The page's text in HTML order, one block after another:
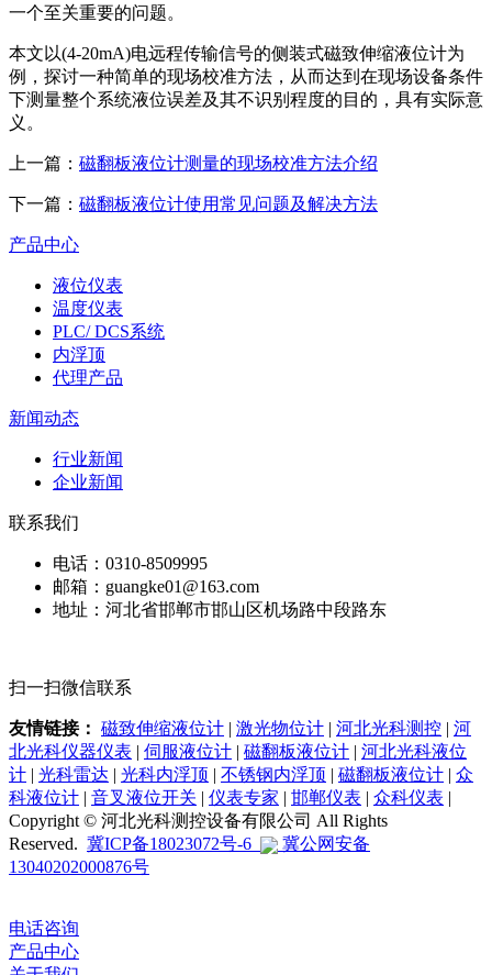
一个至关重要的问题。
本文以(4-20mA)电远程传输信号的侧装式磁致伸缩液位计为
例，探讨一种简单的现场校准方法，从而达到在现场设备条件
下测量整个系统液位误差及其不识别程度的目的，具有实际意
义。
上一篇： 磁翻板液位计测量的现场校准方法介绍
下一篇： 磁翻板液位计使用常见问题及解决方法
产品中心
液位仪表
温度仪表
PLC/ DCS系统
内浮顶
代理产品
新闻动态
行业新闻
企业新闻
联系我们
电话：0310-8509995
邮箱：guangke01@163.com
地址：河北省邯郸市邯山区机场路中段路东
扫一扫微信联系
友情链接： 磁致伸缩液位计 | 激光物位计 | 河北光科测控 | 河
北光科仪器仪表 | 伺服液位计 | 磁翻板液位计 | 河北光科液位
计 | 光科雷达 | 光科内浮顶 | 不锈钢内浮顶 | 磁翻板液位计 | 众
科液位计 | 音叉液位开关 | 仪表专家 | 邯郸仪表 | 众科仪表 |
Copyright © 河北光科测控设备有限公司 All Rights
Reserved. 冀ICP备18023072号-6
冀公网安备
13040202000876号
电话咨询
产品中心